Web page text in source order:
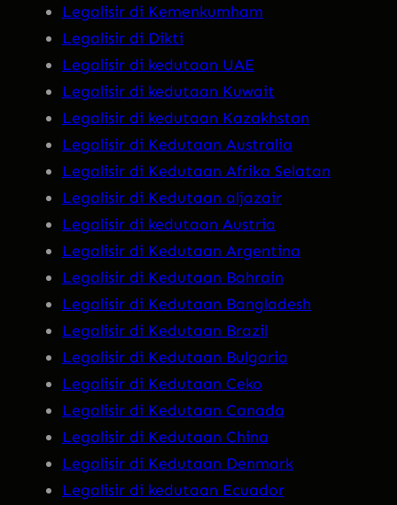
Legalisir di Kemenkumham
Legalisir di Dikti
Legalisir di kedutaan UAE
Legalisir di kedutaan Kuwait
Legalisir di kedutaan Kazakhstan
Legalisir di Kedutaan Australia
Legalisir di Kedutaan Afrika Selatan
Legalisir di Kedutaan aljazair
Legalisir di kedutaan Austria
Legalisir di Kedutaan Argentina
Legalisir di Kedutaan Bahrain
Legalisir di Kedutaan Bangladesh
Legalisir di Kedutaan Brazil
Legalisir di Kedutaan Bulgaria
Legalisir di Kedutaan Ceko
Legalisir di Kedutaan Canada
Legalisir di Kedutaan China
Legalisir di Kedutaan Denmark
Legalisir di kedutaan Ecuador